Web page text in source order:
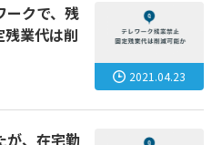
2021.04.23
ークで、残
残業代は削
が、在宅勤